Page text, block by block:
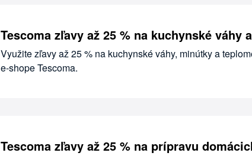
Tescoma zľavy až 25 % na kuchynské váhy
Využite zľavy až 25 % na kuchynské váhy, minútky a
e-shope Tescoma.
Tescoma zľavy až 25 % na prípravu